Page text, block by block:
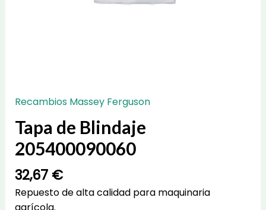
Recambios Massey Ferguson
Tapa de Blindaje
205400090060
32,67 €
Repuesto de alta calidad para maquinaria